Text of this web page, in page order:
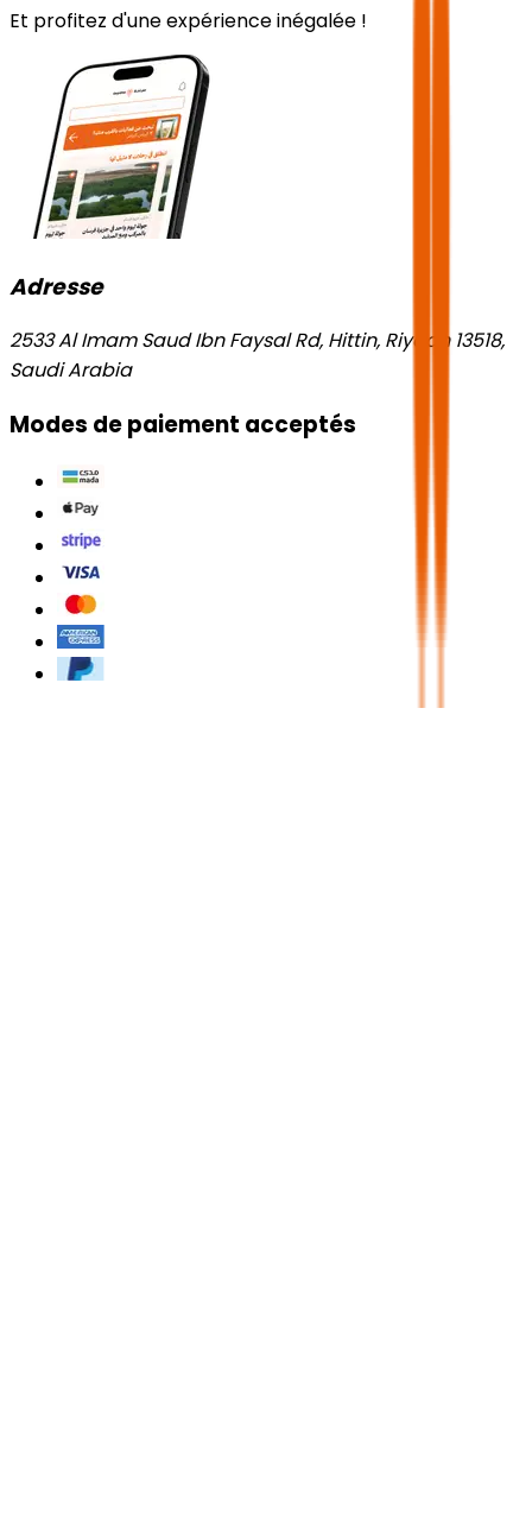
Et profitez d'une expérience inégalée !
Adresse
2533 Al Imam Saud Ibn Faysal Rd, Hittin, Riyadh 13518,
Saudi Arabia
Modes de paiement acceptés